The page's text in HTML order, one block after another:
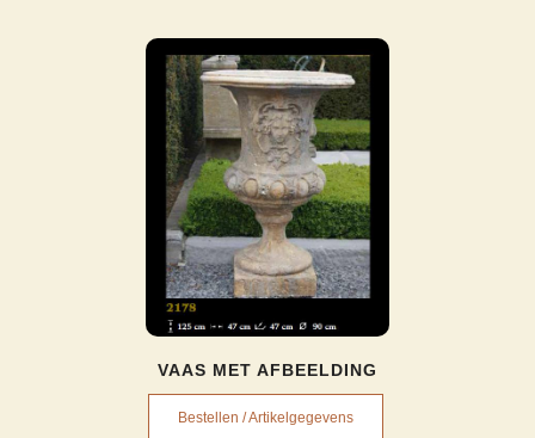
VAAS MET AFBEELDING
Bestellen / Artikelgegevens